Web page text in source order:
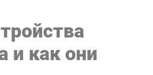
и как они